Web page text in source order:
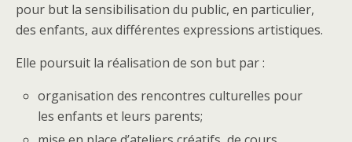
pour but la sensibilisation du public, en particulier,
des enfants, aux différentes expressions artistiques.
Elle poursuit la réalisation de son but par :
organisation des rencontres culturelles pour
les enfants et leurs parents;